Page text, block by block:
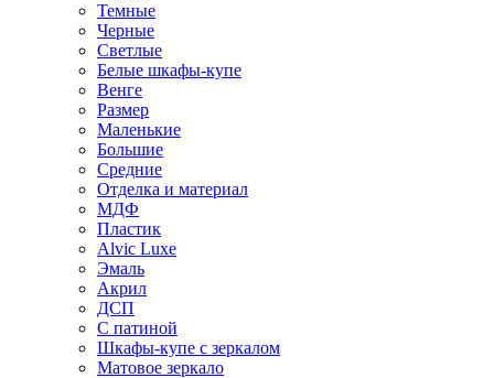
Темные
Черные
Светлые
Белые шкафы-купе
Венге
Размер
Маленькие
Большие
Средние
Отделка и материал
МДФ
Пластик
Alvic Luxe
Эмаль
Акрил
ДСП
С патиной
Шкафы-купе с зеркалом
Матовое зеркало